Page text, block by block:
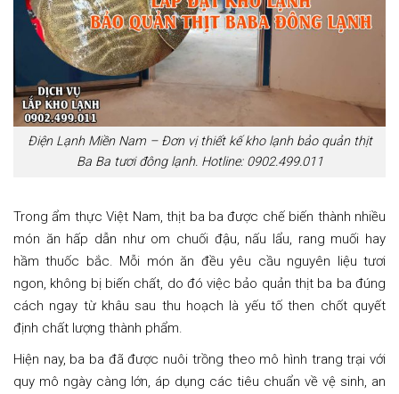
Điện Lạnh Miền Nam – Đơn vị thiết kế kho lạnh bảo quản thịt
Ba Ba tươi đông lạnh. Hotline: 0902.499.011
Trong ẩm thực Việt Nam, thịt ba ba được chế biến thành nhiều
món ăn hấp dẫn như om chuối đậu, nấu lẩu, rang muối hay
hầm thuốc bắc. Mỗi món ăn đều yêu cầu nguyên liệu tươi
ngon, không bị biến chất, do đó việc bảo quản thịt ba ba đúng
cách ngay từ khâu sau thu hoạch là yếu tố then chốt quyết
định chất lượng thành phẩm.
Hiện nay, ba ba đã được nuôi trồng theo mô hình trang trại với
quy mô ngày càng lớn, áp dụng các tiêu chuẩn về vệ sinh, an